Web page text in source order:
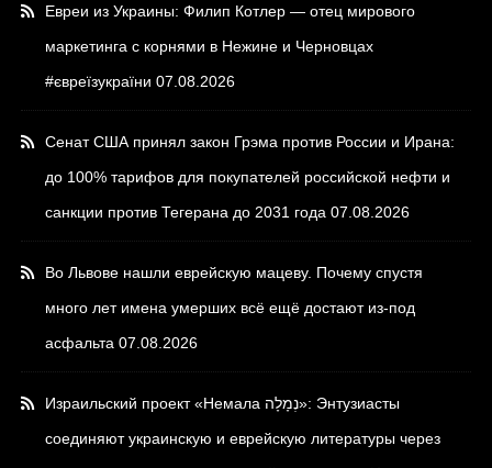
Евреи из Украины: Филип Котлер — отец мирового
маркетинга с корнями в Нежине и Черновцах
#євреїзукраїни 07.08.2026
Сенат США принял закон Грэма против России и Ирана:
до 100% тарифов для покупателей российской нефти и
санкции против Тегерана до 2031 года 07.08.2026
Во Львове нашли еврейскую мацеву. Почему спустя
много лет имена умерших всё ещё достают из-под
асфальта 07.08.2026
Израильский проект «Немала נְמָלָה»: Энтузиасты
соединяют украинскую и еврейскую литературы через